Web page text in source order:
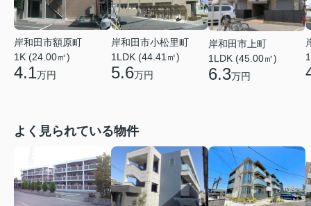
岸和田市額原町
1K (24.00㎡)
4.1万円
岸和田市小松里町
1LDK (44.41㎡)
5.6万円
岸和田市上町
1LDK (45.00㎡)
6.3万円
よく見られている物件